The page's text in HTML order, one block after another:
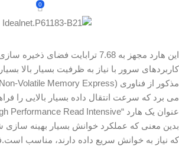
0
این هارد مجهز به 7.68 ترابایت فضای
کاربردهای سرور با نیاز به ظرفیت بسیار بالا
می برد که سرعت انتقال داده بسیار بالایی را
بدین معنی که عملکرد خوانش بسیار بهینه سازی
که نیاز به خوانش سریع داده دارند، مناسب